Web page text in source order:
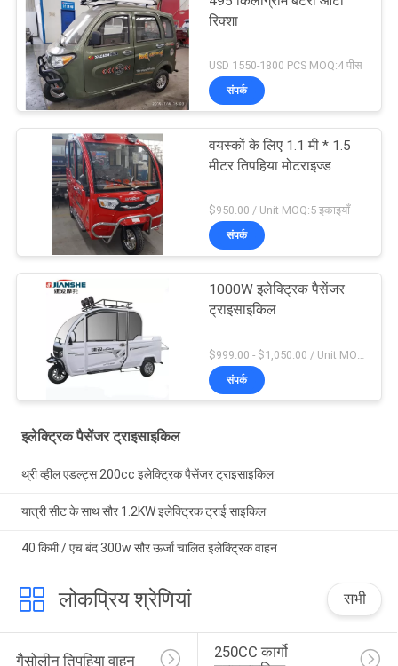
रिक्शा
USD 1550-1800 PCS MOQ:4 पीस
संपर्क
वयस्कों के लिए 1.1 मी * 1.5
मीटर तिपहिया मोटराइज्ड
$950.00 / Unit MOQ:5 इकाइयाँ
संपर्क
1000W इलेक्ट्रिक पैसेंजर
ट्राइसाइकिल
संपर्क
इलेक्ट्रिक पैसेंजर ट्राइसाइकिल
थ्री व्हील एडल्ट्स 200cc इलेक्ट्रिक पैसेंजर ट्राइसाइकिल
यात्री सीट के साथ सौर 1.2KW इलेक्ट्रिक ट्राई साइकिल
40 किमी / एच बंद 300w सौर ऊर्जा चालित इलेक्ट्रिक वाहन
लोकप्रिय श्रेणियां सभी
गैसोलीन तिपहिया वाहन
250CC कार्गो